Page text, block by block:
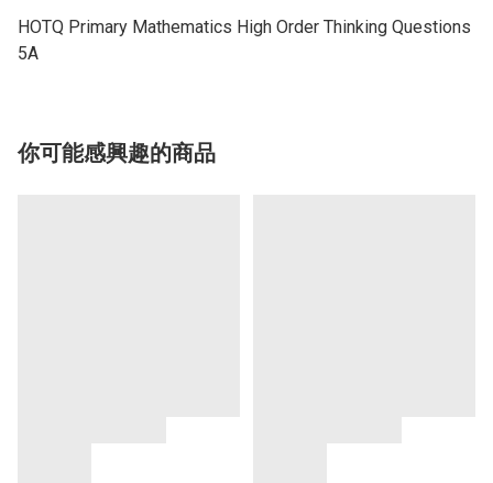
HOTQ Primary Mathematics High Order Thinking Questions
5A
你可能感興趣的商品